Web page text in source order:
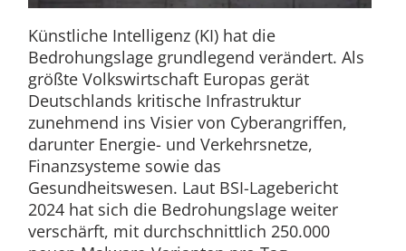
Künstliche Intelligenz (KI) hat die
Bedrohungslage grundlegend verändert. Als
größte Volkswirtschaft Europas gerät
Deutschlands kritische Infrastruktur
zunehmend ins Visier von Cyberangriffen,
darunter Energie- und Verkehrsnetze,
Finanzsysteme sowie das
Gesundheitswesen. Laut BSI-Lagebericht
2024 hat sich die Bedrohungslage weiter
verschärft, mit durchschnittlich 250.000